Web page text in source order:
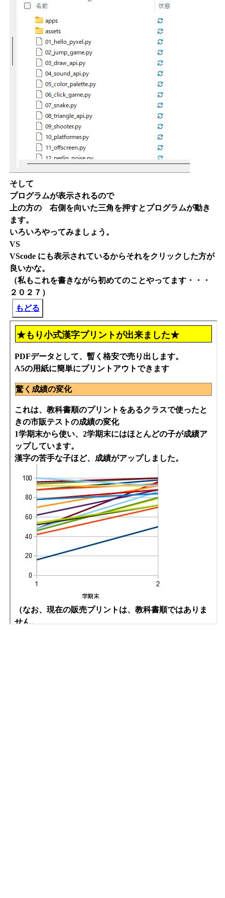
そして
プログラムが表示されるので
上の方の 右側を向いた三角を押すとプログラムが動き
ます。
いろいろやってみましょう。
VS
VScode にも表示されているからそれをクリックした方が
良いかな。
（私もこれを書きながら初めてのことやってます・・・
２０２７）
もどる